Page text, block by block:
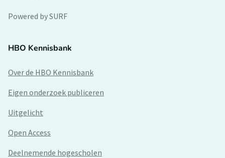
Powered by SURF
HBO Kennisbank
Over de HBO Kennisbank
Eigen onderzoek publiceren
Uitgelicht
Open Access
Deelnemende hogescholen